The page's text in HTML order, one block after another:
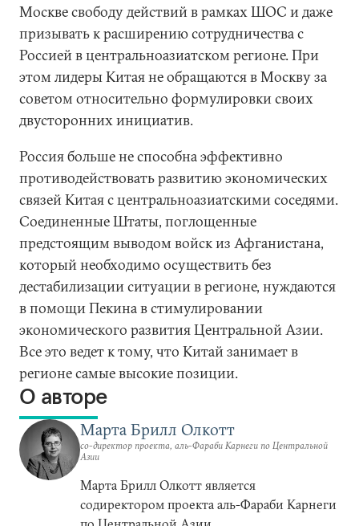
Москве свободу действий в рамках ШОС и даже
призывать к расширению сотрудничества с
Россией в центральноазиатском регионе. При
этом лидеры Китая не обращаются в Москву за
советом относительно формулировки своих
двусторонних инициатив.
Россия больше не способна эффективно
противодействовать развитию экономических
связей Китая с центральноазиатскими соседями.
Соединенные Штаты, поглощенные
предстоящим выводом войск из Афганистана,
который необходимо осуществить без
дестабилизации ситуации в регионе, нуждаются
в помощи Пекина в стимулировании
экономического развития Центральной Азии.
Все это ведет к тому, что Китай занимает в
регионе самые высокие позиции.
О авторе
Марта Брилл Олкотт
со-директор проекта, аль-Фараби Карнеги по Центральной
Азии
Марта Брилл Олкотт является
содиректором проекта аль-Фараби Карнеги